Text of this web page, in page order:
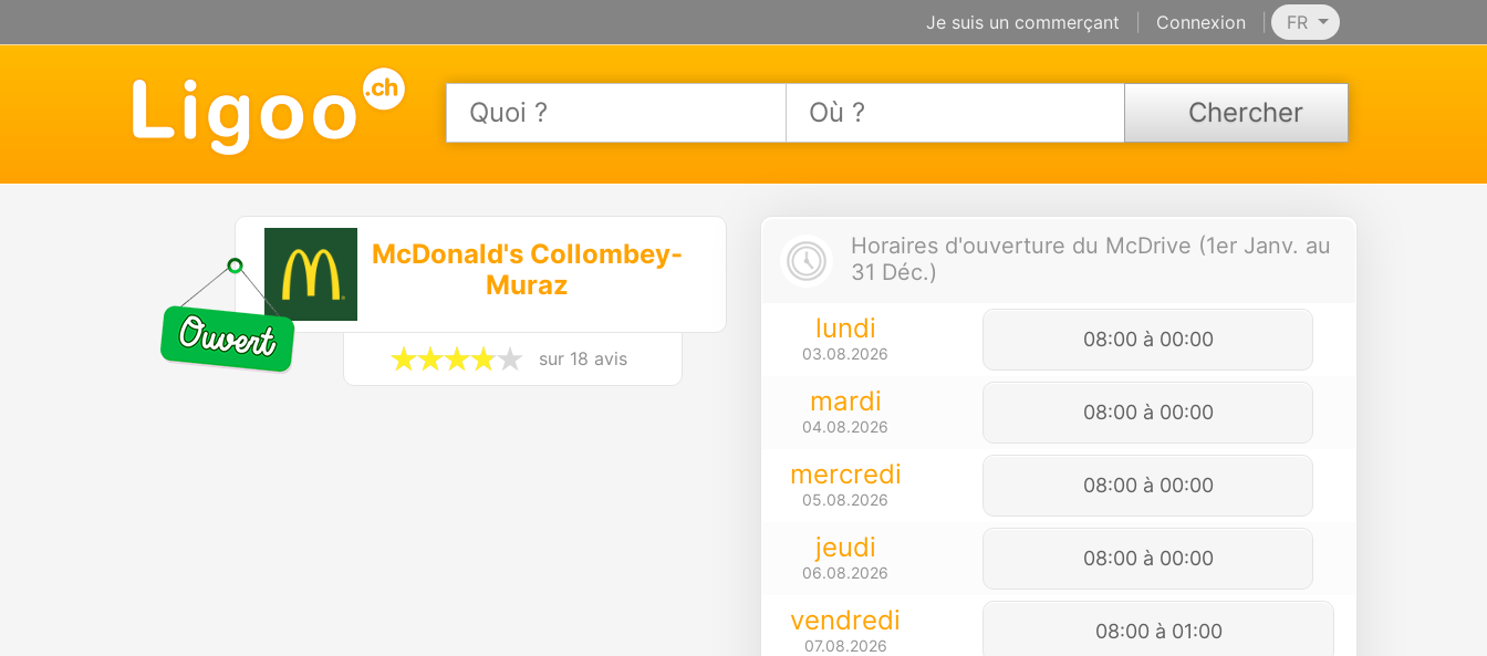
Je suis un commerçant Connexion FR
Chercher
McDonald's Collombey-
Muraz
sur 18 avis
Horaires d'ouverture du McDrive (1er Janv. au
31 Déc.)
lundi
03.08.2026
08:00 à 00:00
mardi
04.08.2026
08:00 à 00:00
mercredi
05.08.2026
08:00 à 00:00
jeudi
06.08.2026
08:00 à 00:00
vendredi
07.08.2026
08:00 à 01:00